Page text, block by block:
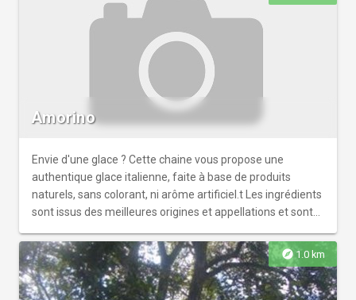
Amorino
Envie d'une glace ? Cette chaine vous propose une
authentique glace italienne, faite à base de produits
naturels, sans colorant, ni arôme artificiel.t Les ingrédients
sont issus des meilleures origines et appellations et sont
faire italien. Située sur la place d'Erlon, profitez de la
terrasse pour votre pause gourmande.
explore 1.0 km